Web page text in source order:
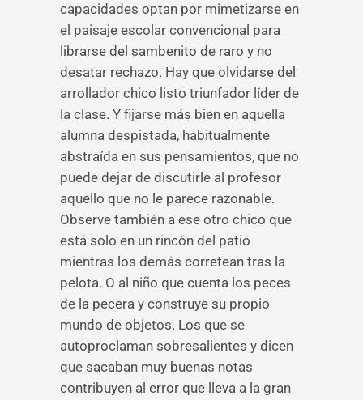
capacidades optan por mimetizarse en
el paisaje escolar convencional para
librarse del sambenito de raro y no
desatar rechazo. Hay que olvidarse del
arrollador chico listo triunfador líder de
la clase. Y fijarse más bien en aquella
alumna despistada, habitualmente
abstraída en sus pensamientos, que no
puede dejar de discutirle al profesor
aquello que no le parece razonable.
Observe también a ese otro chico que
está solo en un rincón del patio
mientras los demás corretean tras la
pelota. O al niño que cuenta los peces
de la pecera y construye su propio
mundo de objetos. Los que se
autoproclaman sobresalientes y dicen
que sacaban muy buenas notas
contribuyen al error que lleva a la gran